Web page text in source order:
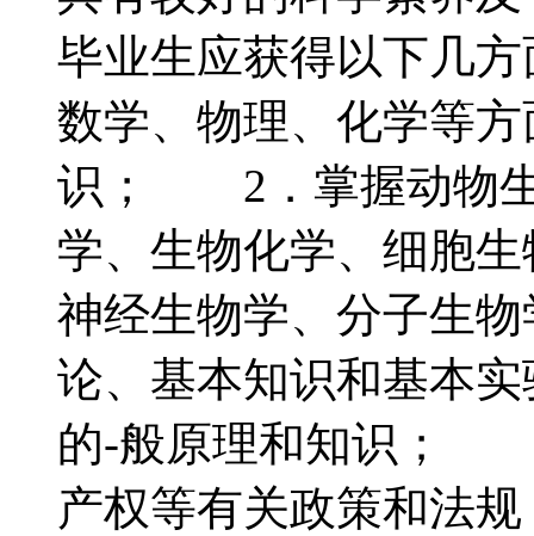
毕业生应获得以下几
数学、物理、化学等
识； 2．掌握动物生
学、生物化学、细胞
神经生物学、分子生
论、基本知识和基本
的-般原理和知识；
产权等有关政策和法